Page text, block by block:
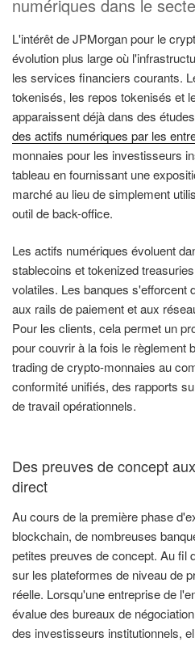
numériques dans le
L'intérêt de JPMorgan pour le
évolution plus large où
les services financiers courants.
tokenisés, les repos tokenisés et
apparaissent déjà dans des
des actifs numériques par les
monnaies pour les investisseurs
tableau en fournissant une
marché au lieu de simplement
outil de back-office.
Les actifs numériques évoluent
stablecoins et tokenized
volatiles. Les banques s'efforcent
aux rails de paiement et aux
Pour les clients, cela permet un
pour couvrir à la fois le règlement
trading de crypto-monnaies au
conformité unifiés, des rapports
de travail opérationnels.
Des preuves de concept
direct
Au cours de la première phase
blockchain, de nombreuses
petites preuves de concept. Au fil
sur les plateformes de niveau de
réelle. Lorsqu'une entreprise de
évalue des bureaux de
des investisseurs institutionnels,